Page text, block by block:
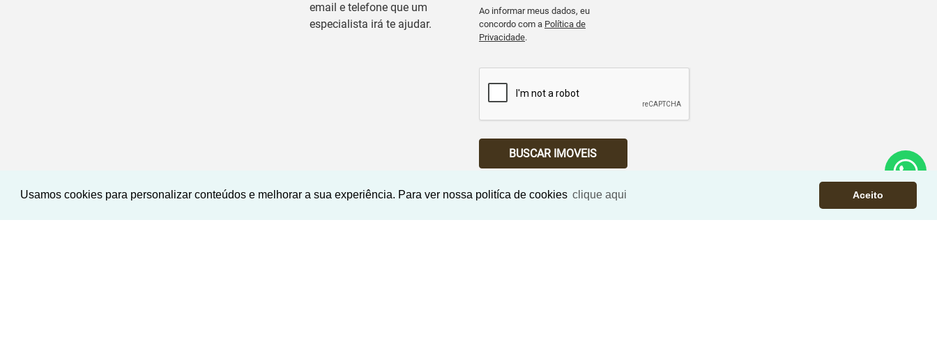
Usamos cookies para personalizar conteúdos e melhorar a sua experiência. Para ver nossa politíca de cookies clique aqui Aceito
email e telefone que um
especialista irá te ajudar.
Ao informar meus dados, eu
concordo com a Política de
Privacidade.
BUSCAR IMOVEIS